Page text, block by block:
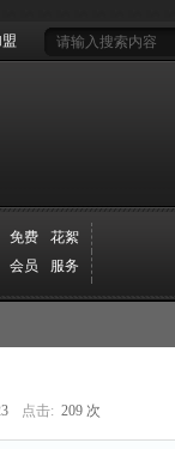
免费
花絮
会员
服务
发图
分享
直通车 更多
点击: 209 次